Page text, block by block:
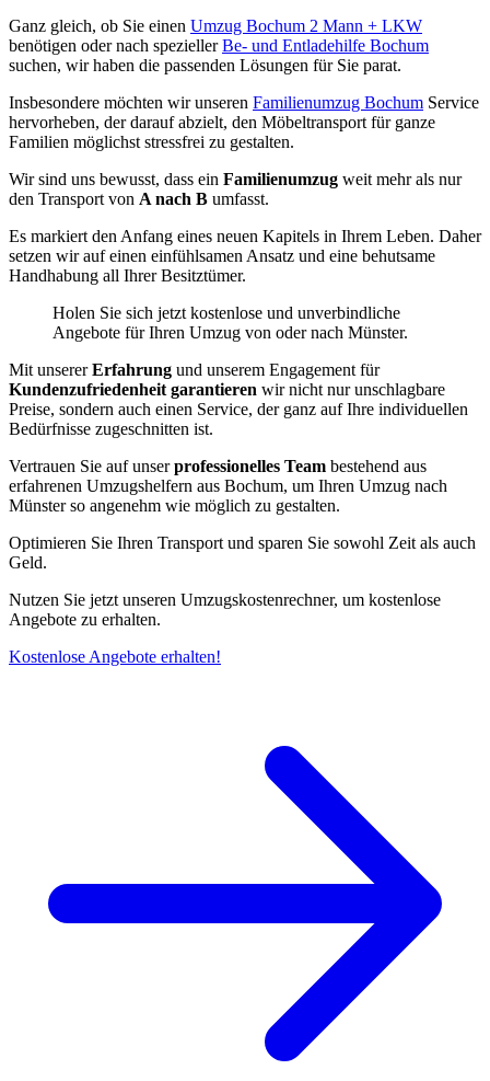
Ganz gleich, ob Sie einen Umzug Bochum 2 Mann + LKW
benötigen oder nach speziellerBe- und Entladehilfe Bochum
suchen, wir haben die passenden Lösungen für Sie parat.
Insbesondere möchten wir unseren Familienumzug Bochum Service
hervorheben, der darauf abzielt, den Möbeltransport für ganze
Familien möglichst stressfrei zu gestalten.
Wir sind uns bewusst, dass ein Familienumzug weit mehr als nur
den Transport von A nach B umfasst.
Es markiert den Anfang eines neuen Kapitels in Ihrem Leben. Daher
setzen wir auf einen einfühlsamen Ansatz und eine behutsame
Handhabung all Ihrer Besitztümer.
Holen Sie sich jetzt kostenlose und unverbindliche
Angebote für Ihren Umzug von oder nach Münster.
Mit unsererErfahrung und unserem Engagement für
Kundenzufriedenheit garantieren wir nicht nur unschlagbare
Preise, sondern auch einen Service, der ganz auf Ihre individuellen
Bedürfnisse zugeschnitten ist.
Vertrauen Sie auf unserprofessionelles Team bestehend aus
erfahrenen Umzugshelfern aus Bochum, um Ihren Umzug nach
Münster so angenehm wie möglich zu gestalten.
Optimieren Sie Ihren Transport und sparen Sie sowohl Zeit als auch
Geld.
Nutzen Sie jetzt unseren Umzugskostenrechner, um kostenlose
Angebote zu erhalten.
Kostenlose Angebote erhalten!